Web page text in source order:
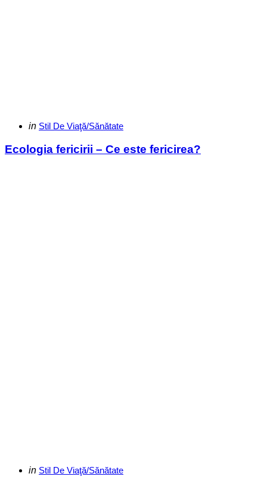
Categories
Posted
in Stil De Viaţă/Sănătate
Ecologia fericirii – Ce este fericirea?
Categories
Posted
in Stil De Viaţă/Sănătate